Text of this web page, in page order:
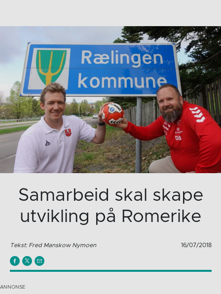
Samarbeid skal skape
utvikling på Romerike
Tekst: Fred Manskow Nymoen 16/07/2018